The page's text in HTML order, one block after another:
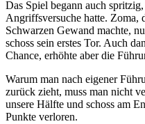
Das Spiel begann auch
Angriffsversuche hatte. Zoma,
Schwarzen Gewand machte,
schoss sein erstes Tor. Auch
Chance, erhöhte aber die
Warum man nach eigener
zurück zieht, muss man nicht
unsere Hälfte und schoss am
Punkte verloren.